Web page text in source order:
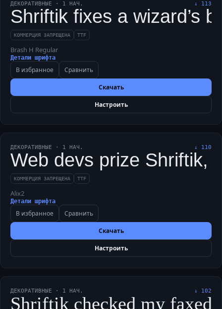
ДЕКОРАТИВНЫЕ · 1 НАЧ. ↓ 113
Shriftik fixes a wizard’s
КОММЕРЦИЯ ЗАПРЕЩЕНА TTF
Brash H Regular
Детали шрифта
В избранное Сравнить
Скачать
Настроить
ДЕКОРАТИВНЫЕ · 1 НАЧ. ↓ 110
Web devs prize Shriftik,
КОММЕРЦИЯ ЗАПРЕЩЕНА TTF
Alix2
Детали шрифта
В избранное Сравнить
Скачать
Настроить
ДЕКОРАТИВНЫЕ · 1 НАЧ. ↓ 102
Shriftik checked my faxed